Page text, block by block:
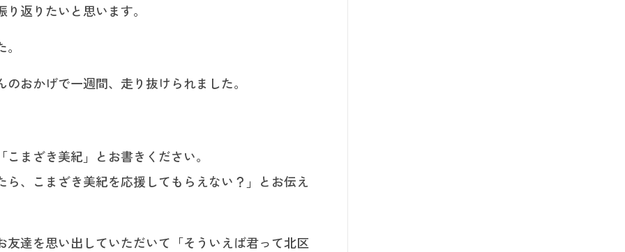
返りたいと思います。
おかげで一週間、走り抜けられました。
まざき美紀」とお書きください。
、こまざき美紀を応援してもらえない？」とお伝え
達を思い出していただいて「そういえば君って北区